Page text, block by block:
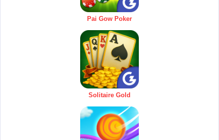
Pai Gow Poker
Solitaire Gold